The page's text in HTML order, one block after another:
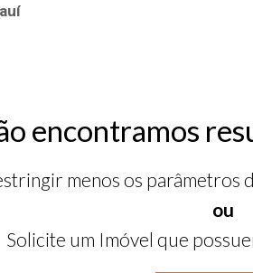
encontramos
menos os parâmetros
ou
Solicite um Imóvel que